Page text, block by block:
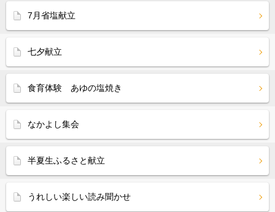
7月省塩献立
七夕献立
食育体験 あゆの塩焼き
なかよし集会
半夏生ふるさと献立
うれしい楽しい読み聞かせ